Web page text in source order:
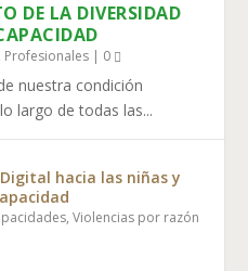
DE LA DIVERSIDAD
Profesionales | 0
nuestra condición
largo de todas las...
hacia las niñas y
,Violencias por razón